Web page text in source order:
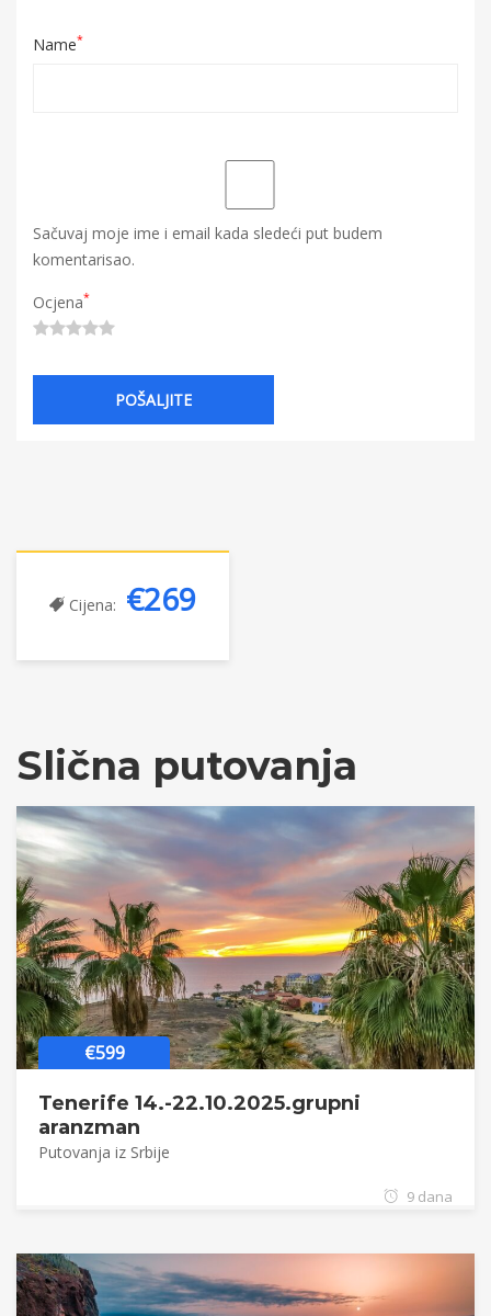
Name*
Sačuvaj moje ime i email kada sledeći put budem
komentarisao.
Ocjena*
Cijena: €269
Slična putovanja
€599
Tenerife 14.-22.10.2025.grupni
aranzman
Putovanja iz Srbije
9 dana